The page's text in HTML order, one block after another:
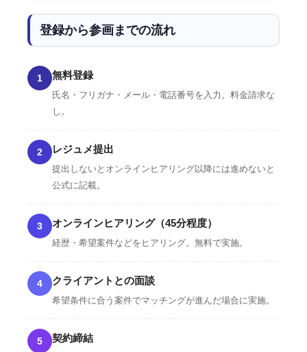
登録から参画までの流れ
1 無料登録
氏名・フリガナ・メール・電話番号を入力。料金請求な
し。
2 レジュメ提出
提出しないとオンラインヒアリング以降には進めないと
公式に記載。
3 オンラインヒアリング（45分程度）
経歴・希望案件などをヒアリング。無料で実施。
4 クライアントとの面談
希望条件に合う案件でマッチングが進んだ場合に実施。
5 契約締結